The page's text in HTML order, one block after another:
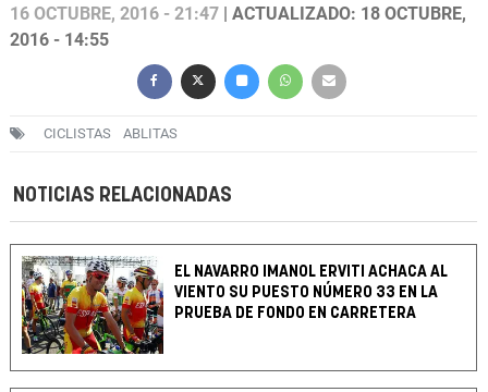
16 OCTUBRE, 2016 - 21:47 | ACTUALIZADO: 18 OCTUBRE,
2016 - 14:55
CICLISTAS ABLITAS
NOTICIAS RELACIONADAS
EL NAVARRO IMANOL ERVITI ACHACA AL
VIENTO SU PUESTO NÚMERO 33 EN LA
PRUEBA DE FONDO EN CARRETERA